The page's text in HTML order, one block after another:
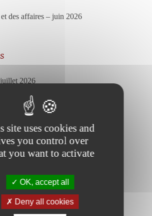
des affaires – juin 2026
2026
des affaires – juillet 2026
Justice – july 2026
2026
des affaires – juin 2026
site uses cookies and
you control over
you want to activate
OK, accept all
Deny all cookies